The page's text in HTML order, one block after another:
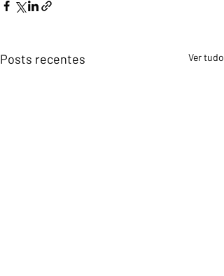
Posts recentes Ver tudo